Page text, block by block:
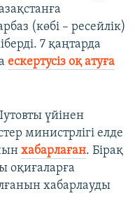
(көбі – ресейлік)
7 қаңтарда
ескертусіз оқ атуға
үйінен
министрлігі елде
хабарлаған. Бірақ
оқиғаларға
хабарлауды